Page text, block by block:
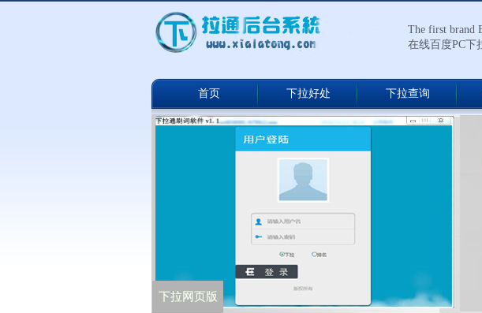
The first brand
在线百度PC下
首页 下拉好处 下拉查询
下拉通网络版
下拉网页版